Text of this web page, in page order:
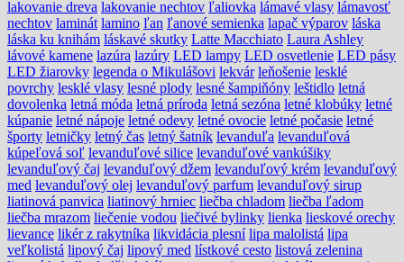
lakovanie dreva lakovanie nechtov ľaliovka lámavé vlasy lámavosť
nechtov laminát lamino ľan ľanové semienka lapač výparov láska
láska ku knihám láskavé skutky Latte Macchiato Laura Ashley
lávové kamene lazúra lazúry LED lampy LED osvetlenie LED pásy
LED žiarovky legenda o Mikulášovi lekvár leňošenie lesklé
povrchy lesklé vlasy lesné plody lesné šampiňóny leštidlo letná
dovolenka letná móda letná príroda letná sezóna letné klobúky letné
kúpanie letné nápoje letné odevy letné ovocie letné počasie letné
športy letničky letný čas letný šatník levanduľa levanduľová
kúpeľová soľ levanduľové silice levanduľové vankúšiky
levanduľový čaj levanduľový džem levanduľový krém levanduľový
med levanduľový olej levanduľový parfum levanduľový sirup
liatinová panvica liatinový hrniec liečba chladom liečba ľadom
liečba mrazom liečenie vodou liečivé bylinky lienka lieskové orechy
lievance likér z rakytníka likvidácia plesní lipa malolistá lipa
veľkolistá lipový čaj lipový med lístkové cesto listová zelenina